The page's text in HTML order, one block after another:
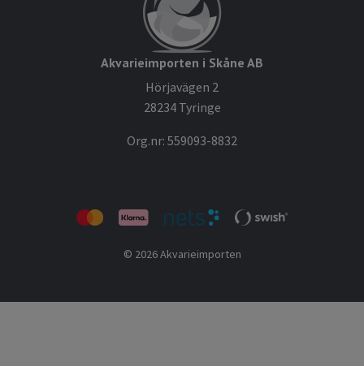
Akvarieimporten i Skåne AB
Hörjavägen 2
28234 Tyringe
Org.nr: 559093-8832
© 2026 Akvarieimporten